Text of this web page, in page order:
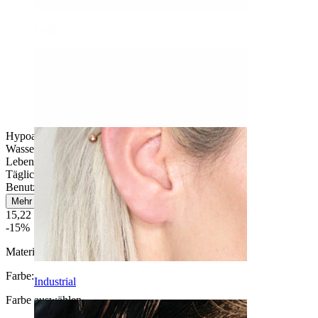
Industrial
Hypoallergen
Wasserfest
Lebenslange Haltbarkeit
Tägliches Tragen
Benutzerfreundlich
Mehr lesen
15,22 €
17,90 €
-15%
Material:
Titanium
Farbe:
Farbe auswählen